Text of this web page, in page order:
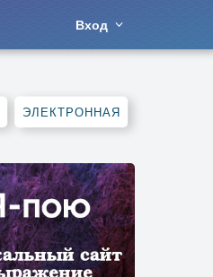
Вход
ЭЛЕКТРОННАЯ